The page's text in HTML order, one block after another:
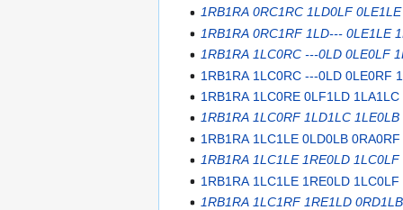
1RB1RA 0RC1RC 1LD0LF
1RB1RA 0RC1RF 1LD--- 0LE1LE
1RB1RA 1LC0RC ---0LD 0LE0LF
1RB1RA 1LC0RC ---0LD 0LE0RF
1RB1RA 1LC0RE 0LF1LD
1RB1RA 1LC0RF 1LD1LC
1RB1RA 1LC1LE 0LD0LB
1RB1RA 1LC1LE 1RE0LD
1RB1RA 1LC1LE 1RE0LD
1RB1RA 1LC1RF 1RE1LD